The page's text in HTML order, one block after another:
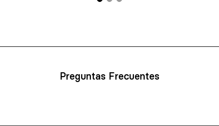
Preguntas Frecuentes